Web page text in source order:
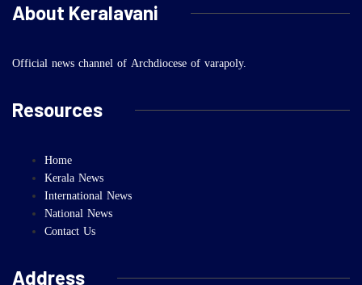
About Keralavani
Official news channel of Archdiocese of varapoly.
Resources
Home
Kerala News
International News
National News
Contact Us
Address